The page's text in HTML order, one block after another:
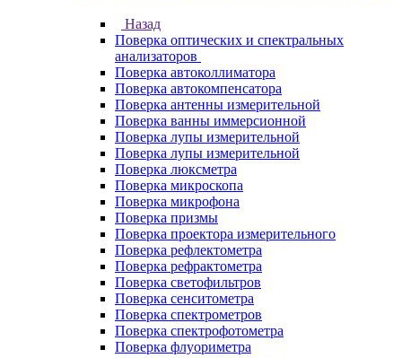
Назад
Поверка оптических и спектральных
анализаторов
Поверка автоколлиматора
Поверка автокомпенсатора
Поверка антенны измерительной
Поверка ванны иммерсионной
Поверка лупы измерительной
Поверка лупы измерительной
Поверка люксметра
Поверка микроскопа
Поверка микрофона
Поверка призмы
Поверка проектора измерительного
Поверка рефлектометра
Поверка рефрактометра
Поверка светофильтров
Поверка сенситометра
Поверка спектрометров
Поверка спектрофотометра
Поверка флуориметра